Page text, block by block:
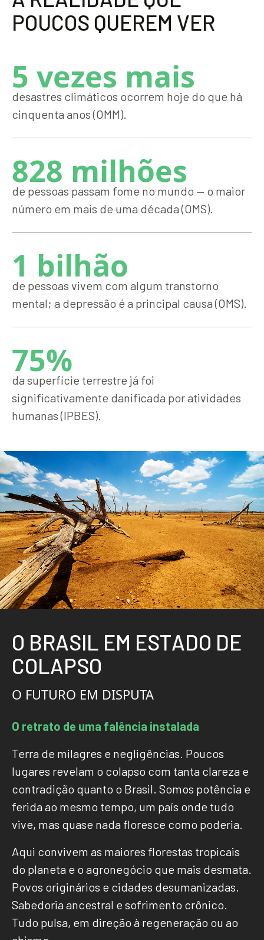
POUCOS QUEREM VER
5 vezes mais
desastres climáticos ocorrem hoje do que há
cinquenta anos (OMM).
828 milhões
de pessoas passam fome no mundo — o maior
número em mais de uma década (OMS).
1 bilhão
de pessoas vivem com algum transtorno
mental; a depressão é a principal causa (OMS).
75%
da superfície terrestre já foi
significativamente danificada por atividades
humanas (IPBES).
O BRASIL EM ESTADO DE
COLAPSO
O FUTURO EM DISPUTA
O retrato de uma falência instalada
Terra de milagres e negligências. Poucos
lugares revelam o colapso com tanta clareza e
contradição quanto o Brasil. Somos potência e
ferida ao mesmo tempo, um país onde tudo
vive, mas quase nada floresce como poderia.
Aqui convivem as maiores florestas tropicais
do planeta e o agronegócio que mais desmata.
Povos originários e cidades desumanizadas.
Sabedoria ancestral e sofrimento crônico.
Tudo pulsa, em direção à regeneração ou ao